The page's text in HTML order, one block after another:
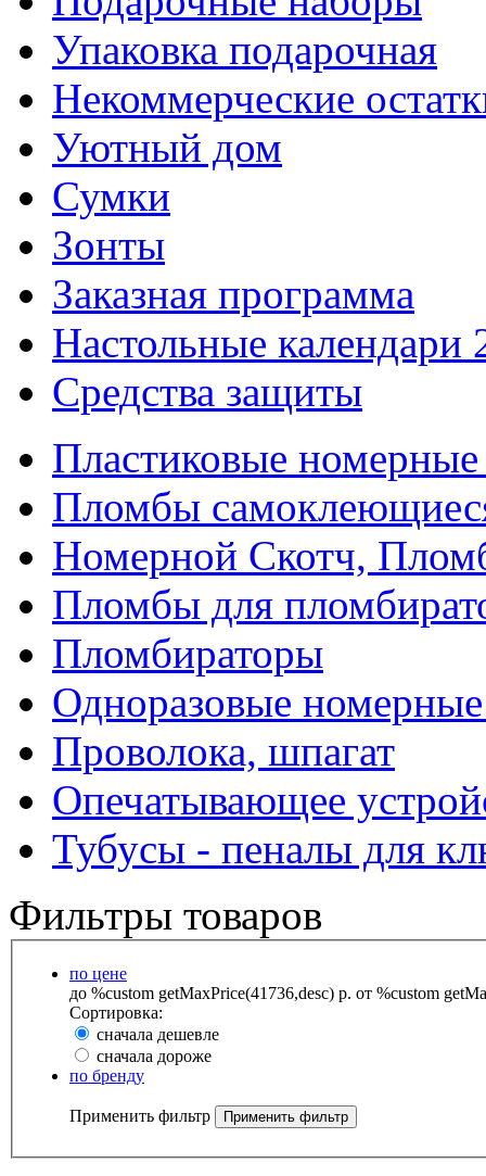
Упаковка подарочная
Некоммерческие
Уютный дом
Сумки
Зонты
Заказная программа
Настольные календари
Средства защиты
Пластиковые
Пломбы
Номерной Скотч,
Пломбы для
Пломбираторы
Одноразовые
Проволока, шпагат
Опечатывающее
Тубусы - пеналы для
Фильтры товаров
по цене
до %custom getMaxPrice(41736,desc) р. от %custom
Сортировка:
сначала дешевле
сначала дороже
по бренду
Применить фильтр